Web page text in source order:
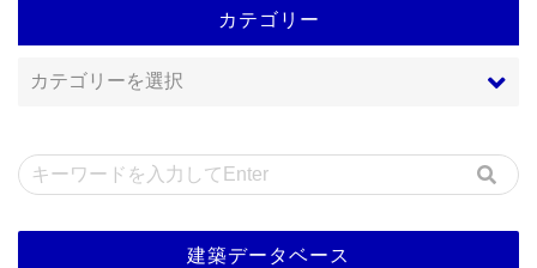
カテゴリー
建築データベース